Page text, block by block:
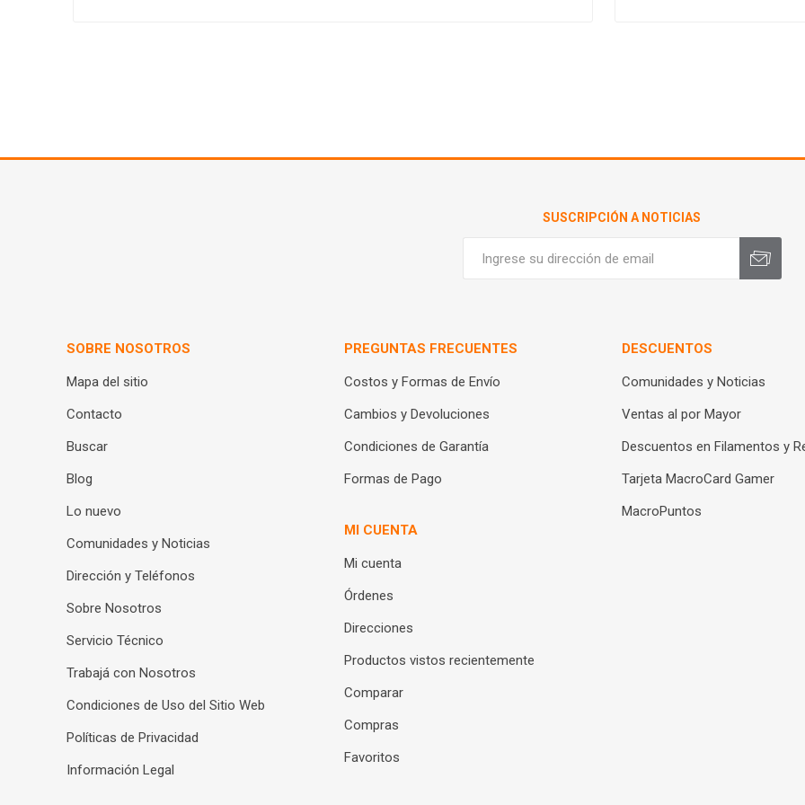
SUSCRIPCIÓN A NOTICIAS
SOBRE NOSOTROS
Mapa del sitio
Contacto
Buscar
Blog
Lo nuevo
Comunidades y Noticias
Dirección y Teléfonos
Sobre Nosotros
Servicio Técnico
Trabajá con Nosotros
Condiciones de Uso del Sitio Web
Políticas de Privacidad
Información Legal
PREGUNTAS FRECUENTES
Costos y Formas de Envío
Cambios y Devoluciones
Condiciones de Garantía
Formas de Pago
MI CUENTA
Mi cuenta
Órdenes
Direcciones
Productos vistos recientemente
Comparar
Compras
Favoritos
DESCUENTOS
Comunidades y Noticias
Ventas al por Mayor
Descuentos en Filamentos y
Tarjeta MacroCard Gamer
MacroPuntos